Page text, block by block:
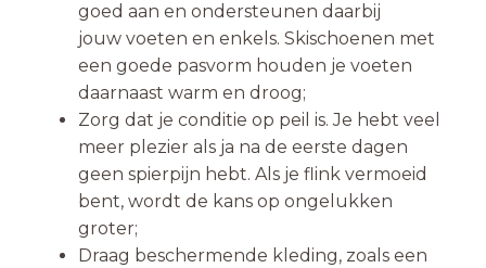
goed aan en ondersteunen daarbij
jouw voeten en enkels. Skischoenen met
een goede pasvorm houden je voeten
daarnaast warm en droog;
Zorg dat je conditie op peil is. Je hebt veel
meer plezier als ja na de eerste dagen
geen spierpijn hebt. Als je flink vermoeid
bent, wordt de kans op ongelukken
groter;
Draag beschermende kleding, zoals een